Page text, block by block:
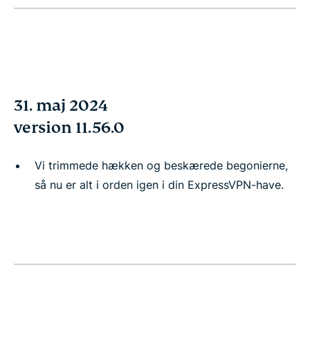
31. maj 2024
version 11.56.0
Vi trimmede hækken og beskærede begonierne,
så nu er alt i orden igen i din ExpressVPN-have.